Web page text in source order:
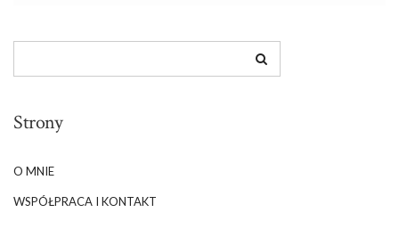
Strony
O MNIE
WSPÓŁPRACA I KONTAKT